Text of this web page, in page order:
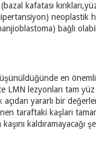
kafatası
bağlı
düşünüldüğünde en
LMN lezyonları tam
yararlı bir
taraftaki kaşları